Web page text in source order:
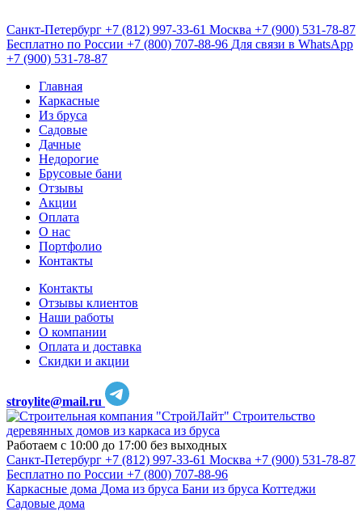
Санкт-Петербург +7 (812) 997-33-61 Москва +7 (900) 531-78-87
Бесплатно по России +7 (800) 707-88-96 Для связи в WhatsApp
+7 (900) 531-78-87
Главная
Каркасные
Из бруса
Садовые
Дачные
Недорогие
Брусовые бани
Отзывы
Акции
Оплата
О нас
Портфолио
Контакты
Контакты
Отзывы клиентов
Наши работы
О компании
Оплата и доставка
Скидки и акции
stroylite@mail.ru
Строительство
деревянных домов из каркаса из бруса
Работаем с 10:00 до 17:00 без выходных
Санкт-Петербург +7 (812) 997-33-61 Москва +7 (900) 531-78-87
Бесплатно по России +7 (800) 707-88-96
Каркасные дома Дома из бруса Бани из бруса Коттеджи
Садовые дома